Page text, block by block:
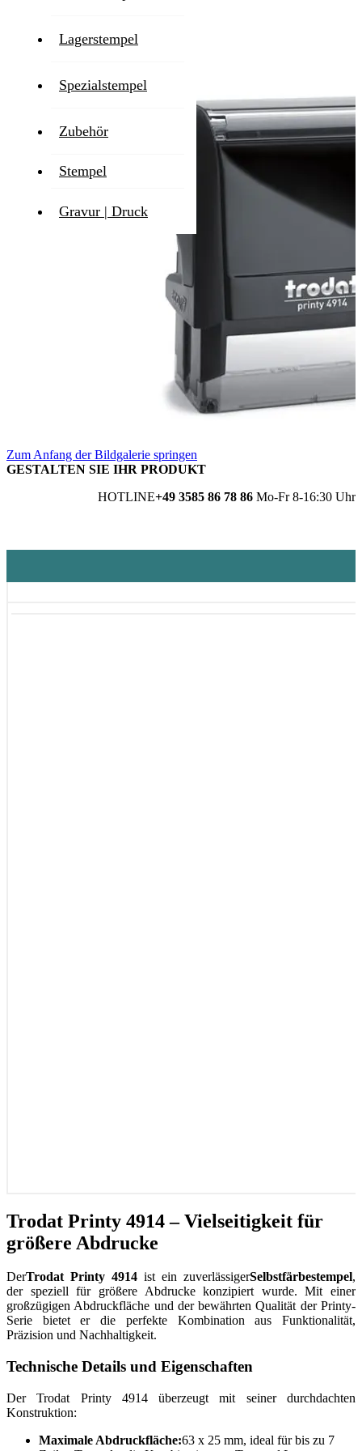
Lagerstempel
Spezialstempel
Zubehör
Stempel
Gravur | Druck
Zum Ende der Bildgalerie springen
Zum Anfang der Bildgalerie springen
GESTALTEN SIE IHR PRODUKT
HOTLINE+49 3585 86 78 86 Mo-Fr 8-16:30 Uhr
Trodat Printy 4914 – Vielseitigkeit für
größere Abdrucke
DerTrodat Printy 4914 ist ein zuverlässigerSelbstfärbestempel,
der speziell für größere Abdrucke konzipiert wurde. Mit einer
großzügigen Abdruckfläche und der bewährten Qualität der Printy-
Serie bietet er die perfekte Kombination aus Funktionalität,
Präzision und Nachhaltigkeit.
Technische Details und Eigenschaften
Der Trodat Printy 4914 überzeugt mit seiner durchdachten
Konstruktion:
Maximale Abdruckfläche:63 x 25 mm, ideal für bis zu 7